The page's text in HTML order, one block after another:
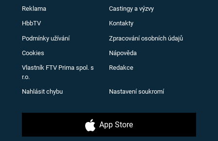
Reklama Castingy a výzvy
HbbTV Kontakty
Podmínky užívání Zpracování osobních údajů
Cookies Nápověda
Vlastník FTV Prima spol. s
r.o.
Redakce
Nahlásit chybu Nastavení soukromí
App Store